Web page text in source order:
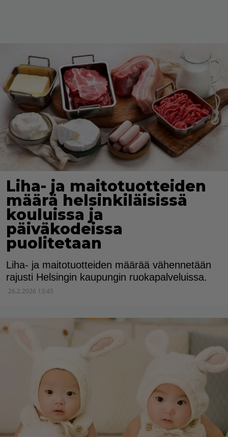
Liha- ja maitotuotteiden
määrä helsinkiläisissä
kouluissa ja
päiväkodeissa
puolitetaan
Liha- ja maitotuotteiden määrää vähennetään
rajusti Helsingin kaupungin ruokapalveluissa.
26.2.2026 13:45